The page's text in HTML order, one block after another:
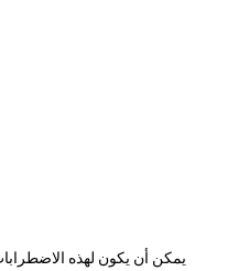
يمكن أن يكون لهذه